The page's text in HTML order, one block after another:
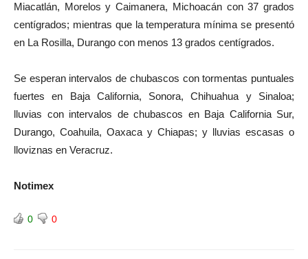
Miacatlán, Morelos y Caimanera, Michoacán con 37 grados
centígrados; mientras que la temperatura mínima se presentó
en La Rosilla, Durango con menos 13 grados centígrados.
Se esperan intervalos de chubascos con tormentas puntuales
fuertes en Baja California, Sonora, Chihuahua y Sinaloa;
lluvias con intervalos de chubascos en Baja California Sur,
Durango, Coahuila, Oaxaca y Chiapas; y lluvias escasas o
lloviznas en Veracruz.
Notimex
0 0